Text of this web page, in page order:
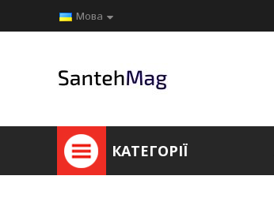
Мова
КАТЕГОРІЇ